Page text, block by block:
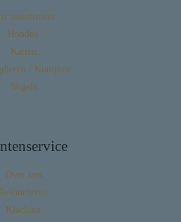
assortiment
Honden
Katten
/ Konijnen
Vogels
Over ons
Retourneren
Klachten